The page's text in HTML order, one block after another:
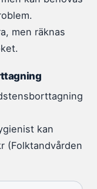
men räknas
kan
(Folktandvården